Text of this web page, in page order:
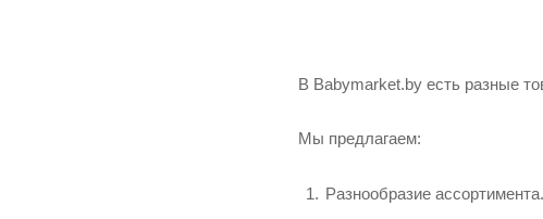
В Babymarket.by есть разные
Мы предлагаем:
Разнообразие